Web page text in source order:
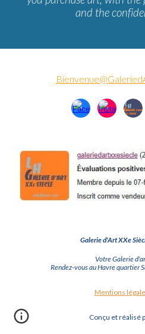
and the
Galerie d'Art XXe
Votre Galerie
Rendez-vous au Havre quartier
Mentions
Conçu et réalisé